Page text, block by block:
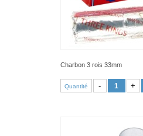
Charbon 3 rois 33mm
Quantité - +